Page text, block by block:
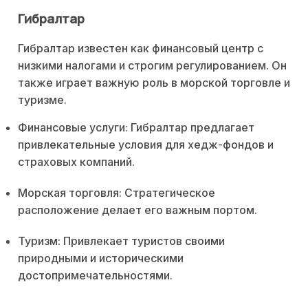
Гибралтар
Гибралтар известен как финансовый центр с
низкими налогами и строгим регулированием. Он
также играет важную роль в морской торговле и
туризме.
Финансовые услуги: Гибралтар предлагает
привлекательные условия для хедж-фондов и
страховых компаний.
Морская торговля: Стратегическое
расположение делает его важным портом.
Туризм: Привлекает туристов своими
природными и историческими
достопримечательностями.